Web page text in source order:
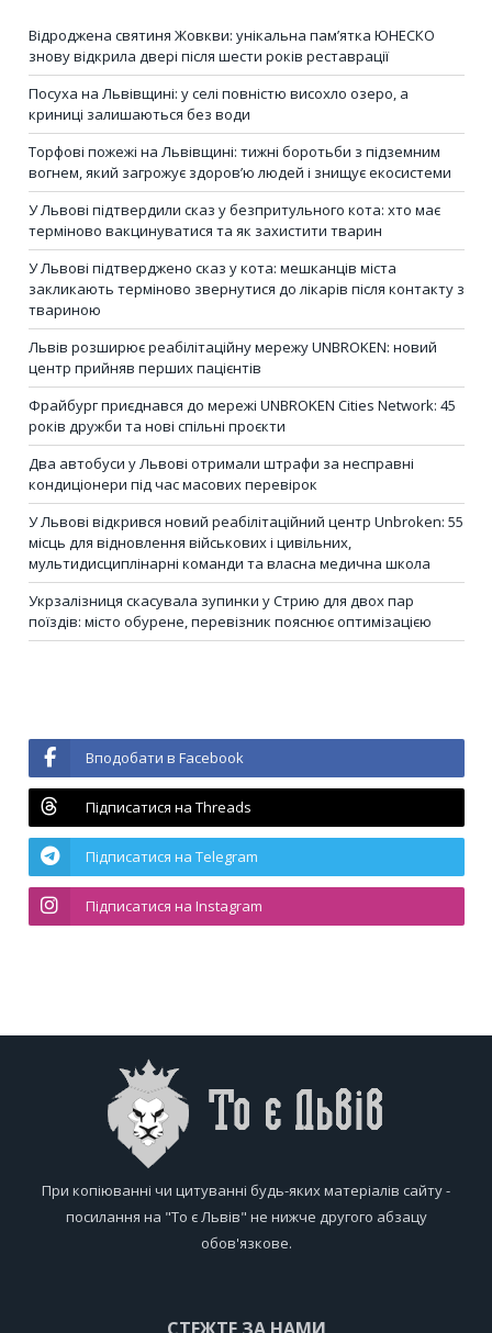
Відроджена святиня Жовкви: унікальна пам’ятка ЮНЕСКО
знову відкрила двері після шести років реставрації
Посуха на Львівщині: у селі повністю висохло озеро, а
криниці залишаються без води
Торфові пожежі на Львівщині: тижні боротьби з підземним
вогнем, який загрожує здоров’ю людей і знищує екосистеми
У Львові підтвердили сказ у безпритульного кота: хто має
терміново вакцинуватися та як захистити тварин
У Львові підтверджено сказ у кота: мешканців міста
закликають терміново звернутися до лікарів після контакту з
твариною
Львів розширює реабілітаційну мережу UNBROKEN: новий
центр прийняв перших пацієнтів
Фрайбург приєднався до мережі UNBROKEN Cities Network: 45
років дружби та нові спільні проєкти
Два автобуси у Львові отримали штрафи за несправні
кондиціонери під час масових перевірок
У Львові відкрився новий реабілітаційний центр Unbroken: 55
місць для відновлення військових і цивільних,
мультидисциплінарні команди та власна медична школа
Укрзалізниця скасувала зупинки у Стрию для двох пар
поїздів: місто обурене, перевізник пояснює оптимізацією
Вподобати в Facebook
Підписатися на Threads
Підписатися на Telegram
Підписатися на Instagram
При копіюванні чи цитуванні будь-яких матеріалів сайту -
посилання на "То є Львів" не нижче другого абзацу
обов'язкове.